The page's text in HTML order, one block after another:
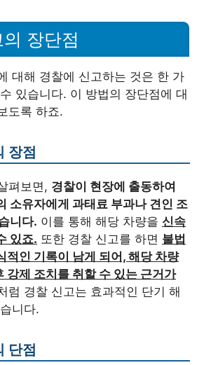
장단점
대해 경찰에 신고하는 것은 한 가
있습니다. 이 방법의 장단점에 대
도록 하죠.
장점
펴보면, 경찰이 현장에 출동하여
소유자에게 과태료 부과나 견인 조
니다. 이를 통해 해당 차량을 신속
있죠. 또한 경찰 신고를 하면 불법
적인 기록이 남게 되어, 해당 차량
강제 조치를 취할 수 있는 근거가
럼 경찰 신고는 효과적인 단기 해
니다.
단점